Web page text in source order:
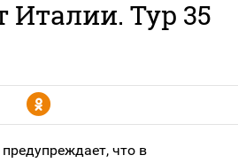
Тур 35
Y
что в